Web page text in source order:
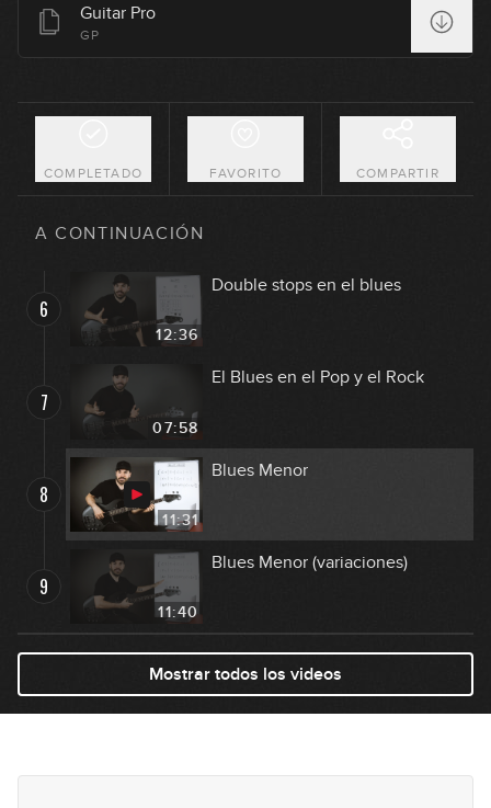
Guitar Pro
GP
COMPLETADO FAVORITO COMPARTIR
A CONTINUACIÓN
3
25:01
4
Shuffle Blues
16:26
Funky Blues
6
12:36
Double stops en el blues
7
07:58
El Blues en el Pop y el Rock
8
11:31
Blues Menor
9
11:40
Blues Menor (variaciones)
Mostrar todos los videos